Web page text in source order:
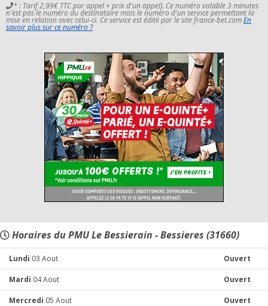
* : Tarif 2,99€ TTC par appel + prix d'un appel). Ce numéro valable 3 minutes
n'est pas le numéro du destinataire mais le numéro d'un service permettant la
mise en relation avec celui-ci. Ce service est édité par le site france-bet.comEn
savoir plus sur ce numéro ?
Horaires du PMU Le Bessierain - Bessieres (31660)
Lundi 03 Aout Ouvert
Mardi 04 Aout Ouvert
Mercredi 05 Aout Ouvert